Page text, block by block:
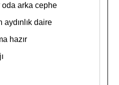
arka cephe
daire
hazır